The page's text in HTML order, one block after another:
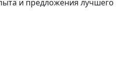
и предложения лучшего